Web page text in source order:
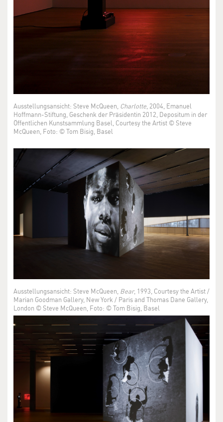
Ausstellungsansicht: Steve McQueen, Charlotte , 2004, Emanuel
Hoffmann-Stiftung, Geschenk der Präsidentin 2012, Depositum in der
Öffentlichen Kunstsammlung Basel, Courtesy the Artist © Steve
McQueen, Foto: © Tom Bisig, Basel
Ausstellungsansicht: Steve McQueen, Bear, 1993, Courtesy the Artist /
Marian Goodman Gallery, New York / Paris and Thomas Dane Gallery,
London © Steve McQueen, Foto: © Tom Bisig, Basel